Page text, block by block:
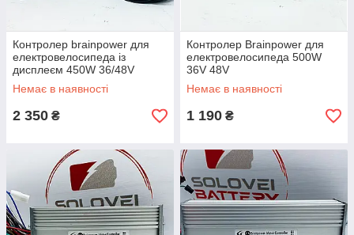
Контролер brainpower для
електровелосипеда із
дисплеєм 450W 36/48V
Немає в наявності
2 350 ₴
Контролер Brainpower для
електровелосипеда 500W
36V 48V
Немає в наявності
1 190 ₴